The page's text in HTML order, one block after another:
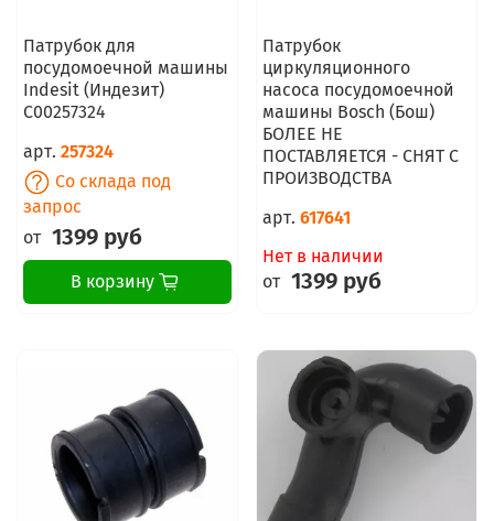
Патрубок для
посудомоечной машины
Indesit (Индезит)
C00257324
арт. 257324
Со склада под
запрос
от 1399 руб
В корзину
Патрубок
циркуляционного
насоса посудомоечной
машины Bosch (Бош)
БОЛЕЕ НЕ
ПОСТАВЛЯЕТСЯ - СНЯТ С
ПРОИЗВОДСТВА
арт. 617641
Нет в наличии
от 1399 руб